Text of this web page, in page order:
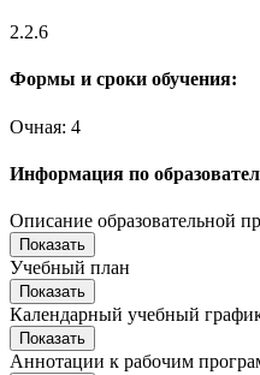
2.2.6
Формы и сроки обучения:
Очная: 4
Информация по
Описание образовательной
Показать
Учебный план
Показать
Календарный учебный
Показать
Аннотации к рабочим